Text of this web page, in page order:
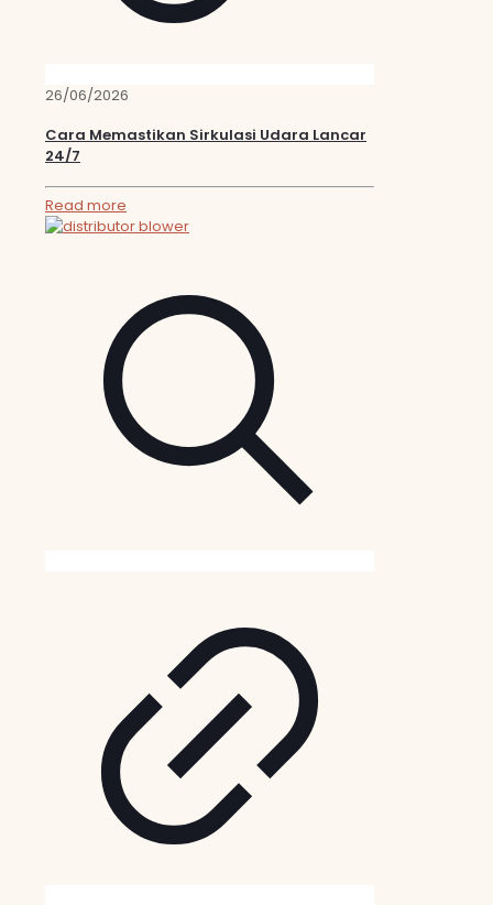
26/06/2026
Cara Memastikan Sirkulasi Udara Lancar
24/7
Read more